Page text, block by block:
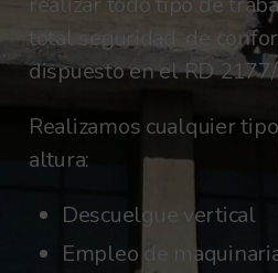
total seguridad, de
dispuesto en el RD
Realizamos cualquier
altura:
Descuelgue vertical
Empleo de